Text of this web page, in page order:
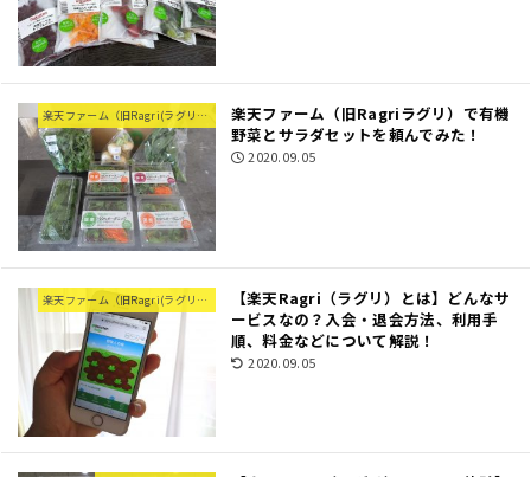
楽天ファーム（旧Ragri(ラグリ)）
楽天ファーム（旧Ragriラグリ）で有機
野菜とサラダセットを頼んでみた！
2020.09.05
楽天ファーム（旧Ragri(ラグリ)）
【楽天Ragri（ラグリ）とは】どんなサ
ービスなの？入会・退会方法、利用手
順、料金などについて解説！
2020.09.05